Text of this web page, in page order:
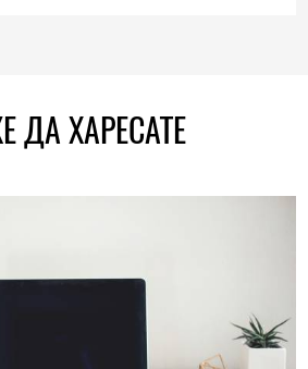
ДА ХАРЕСАТЕ